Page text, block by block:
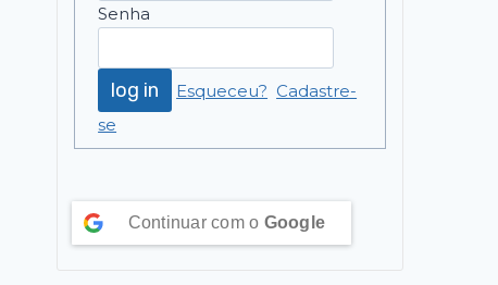
Senha
Esqueceu? Cadastre-
se
Continuar com o Google